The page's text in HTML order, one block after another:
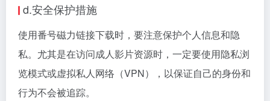
d.安全保护措施
使用番号磁力链接下载时，要注意保护个人信息和隐
私。尤其是在访问成人影片资源时，一定要使用隐私浏
览模式或虚拟私人网络（VPN），以保证自己的身份和
行为不会被追踪。